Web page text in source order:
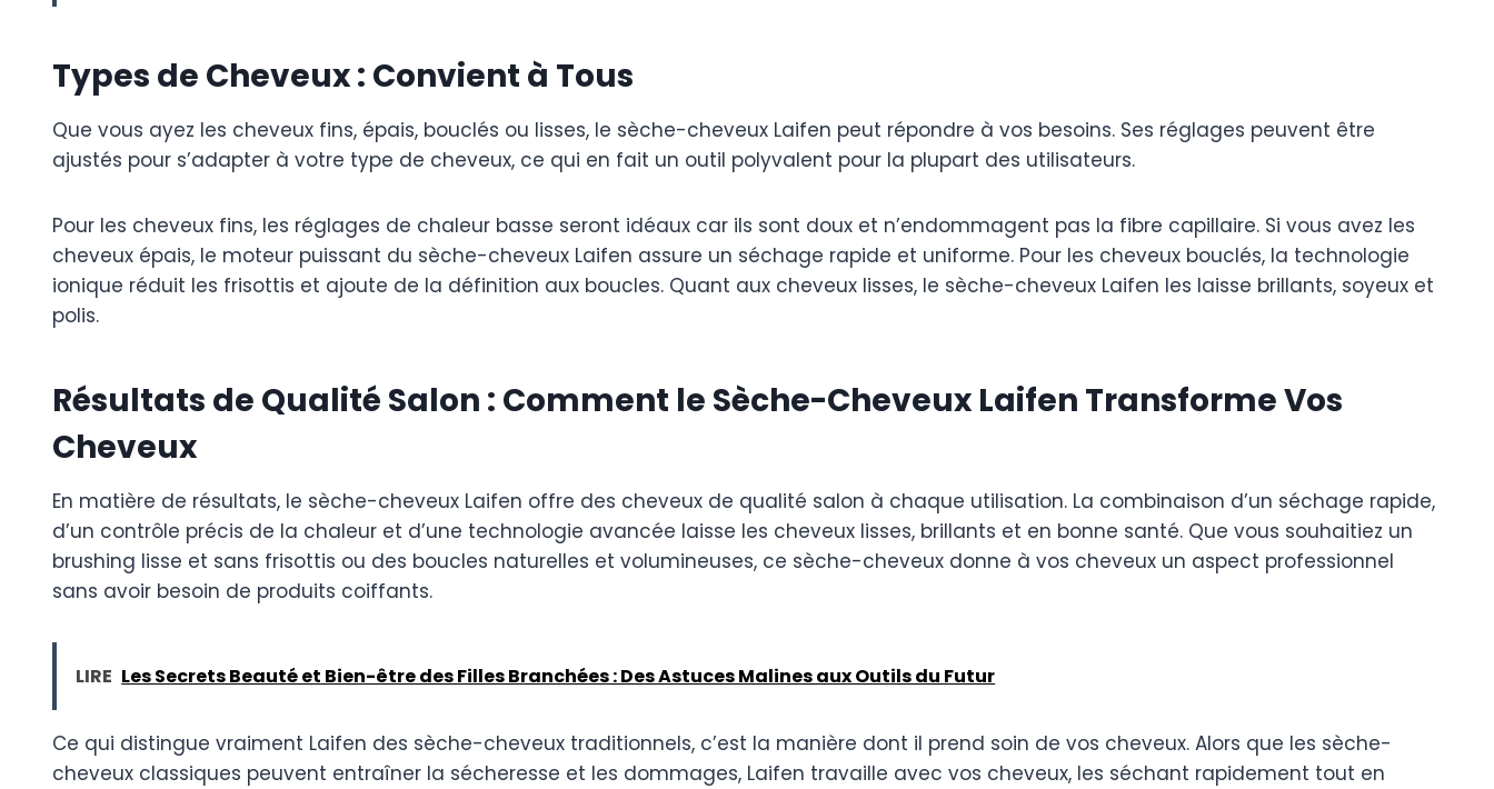
Types de Cheveux : Convient à Tous
Que vous ayez les cheveux fins, épais, bouclés ou lisses, le sèche-cheveux Laifen peut répondre à vos besoins. Ses réglages peuvent être
ajustés pour s’adapter à votre type de cheveux, ce qui en fait un outil polyvalent pour la plupart des utilisateurs.
Pour les cheveux fins, les réglages de chaleur basse seront idéaux car ils sont doux et n’endommagent pas la fibre capillaire. Si vous avez les
cheveux épais, le moteur puissant du sèche-cheveux Laifen assure un séchage rapide et uniforme. Pour les cheveux bouclés, la technologie
ionique réduit les frisottis et ajoute de la définition aux boucles. Quant aux cheveux lisses, le sèche-cheveux Laifen les laisse brillants, soyeux et
polis.
Résultats de Qualité Salon : Comment le Sèche-Cheveux Laifen Transforme Vos
Cheveux
En matière de résultats, le sèche-cheveux Laifen offre des cheveux de qualité salon à chaque utilisation. La combinaison d’un séchage rapide,
d’un contrôle précis de la chaleur et d’une technologie avancée laisse les cheveux lisses, brillants et en bonne santé. Que vous souhaitiez un
brushing lisse et sans frisottis ou des boucles naturelles et volumineuses, ce sèche-cheveux donne à vos cheveux un aspect professionnel
sans avoir besoin de produits coiffants.
LIRE Les Secrets Beauté et Bien-être des Filles Branchées : Des Astuces Malines aux Outils du Futur
Ce qui distingue vraiment Laifen des sèche-cheveux traditionnels, c’est la manière dont il prend soin de vos cheveux. Alors que les sèche-
cheveux classiques peuvent entraîner la sécheresse et les dommages, Laifen travaille avec vos cheveux, les séchant rapidement tout en